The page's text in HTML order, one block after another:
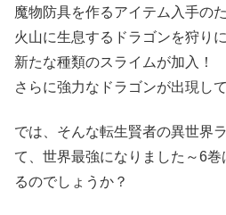
魔物防具を作るアイテム入手のた
火山に生息するドラゴンを狩り
新たな種類のスライムが加入！
さらに強力なドラゴンが出現
では、そんな転生賢者の異世界
て、世界最強になりました～6
るのでしょうか？